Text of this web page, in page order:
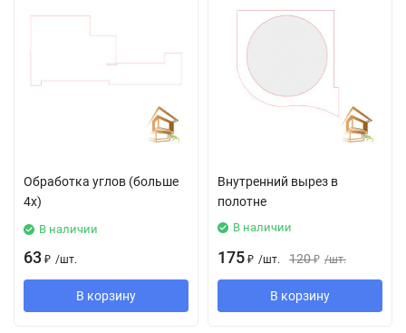
Обработка углов (больше
4х)
В наличии
63 ₽ /шт.
В корзину
Внутренний вырез в
полотне
В наличии
175 ₽ /шт. 120 ₽ /шт.
В корзину